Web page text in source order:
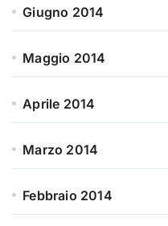
Giugno 2014
Maggio 2014
Aprile 2014
Marzo 2014
Febbraio 2014